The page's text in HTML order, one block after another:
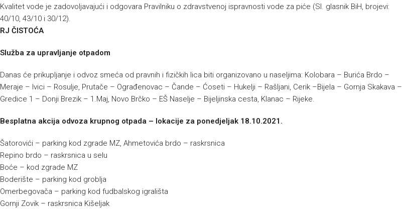
Kvalitet vode je zadovoljavajući i odgovara Pravilniku o zdravstvenoj ispravnosti vode za piće (Sl. glasnik BiH, brojevi:
40/10, 43/10 i 30/12).
RJ ČISTOĆA
Služba za upravljanje otpadom
Danas će prikupljanje i odvoz smeća od pravnih i fizičkih lica biti organizovano u naseljima: Kolobara – Burića Brdo –
Meraje – Ivici – Rosulje, Prutače – Ograđenovac – Čande – Ćoseti – Hukelji – Rašljani, Cerik –Bijela – Gornja Skakava –
Gredice 1 – Donji Brezik – 1.Maj, Novo Brčko – EŠ Naselje – Bijeljinska cesta, Klanac – Rijeke.
Besplatna akcija odvoza krupnog otpada – lokacije za ponedjeljak 18.10.2021.
Šatorovići – parking kod zgrade MZ, Ahmetovića brdo – raskrsnica
Repino brdo – raskrsnica u selu
Boće – kod zgrade MZ
Boderište – parking kod groblja
Omerbegovača – parking kod fudbalskog igrališta
Gornji Zovik – raskrsnica Kišeljak